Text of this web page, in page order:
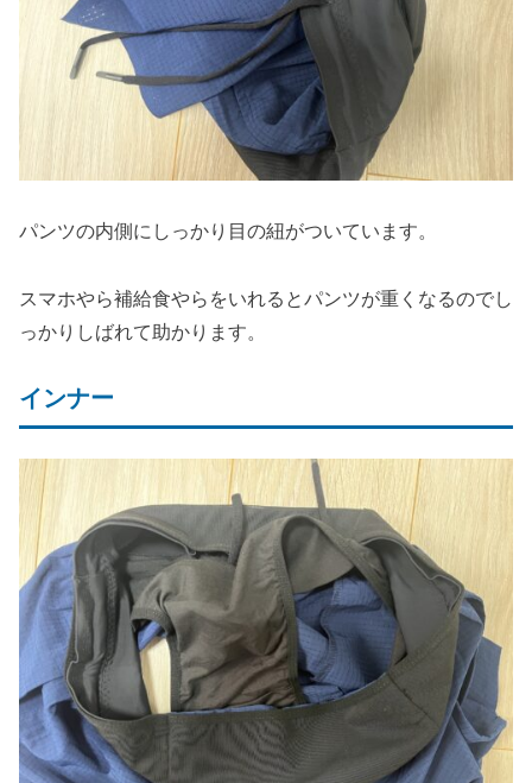
パンツの内側にしっかり目の紐がついています。
スマホやら補給食やらをいれるとパンツが重くなるのでし
っかりしばれて助かります。
インナー